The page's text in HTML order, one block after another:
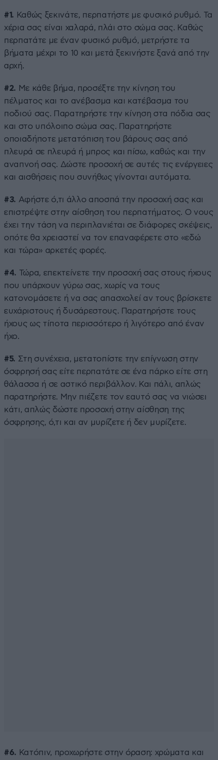
#1. Καθώς ξεκινάτε, περπατήστε με φυσικό ρυθμό. Τα
χέρια σας είναι χαλαρά, πλάι στο σώμα σας. Καθώς
περπατάτε με έναν φυσικό ρυθμό, μετρήστε τα
βήματα μέχρι το 10 και μετά ξεκινήστε ξανά από την
αρχή.
#2. Με κάθε βήμα, προσέξτε την κίνηση του
πέλματος και το ανέβασμα και κατέβασμα του
ποδιού σας. Παρατηρήστε την κίνηση στα πόδια σας
και στο υπόλοιπο σώμα σας. Παρατηρήστε
οποιαδήποτε μετατόπιση του βάρους σας από
πλευρά σε πλευρά ή μπρος και πίσω, καθώς και την
αναπνοή σας. Δώστε προσοχή σε αυτές τις ενέργειες
και αισθήσεις που συνήθως γίνονται αυτόματα.
#3. Αφήστε ό,τι άλλο αποσπά την προσοχή σας και
επιστρέψτε στην αίσθηση του περπατήματος. Ο νους
έχει την τάση να περιπλανιέται σε διάφορες σκέψεις,
οπότε θα χρειαστεί να τον επαναφέρετε στο «εδώ
και τώρα» αρκετές φορές.
#4. Τώρα, επεκτείνετε την προσοχή σας στους ήχους
που υπάρχουν γύρω σας, χωρίς να τους
κατονομάσετε ή να σας απασχολεί αν τους βρίσκετε
ευχάριστους ή δυσάρεστους. Παρατηρήστε τους
ήχους ως τίποτα περισσότερο ή λιγότερο από έναν
ήχο.
#5. Στη συνέχεια, μετατοπίστε την επίγνωση στην
όσφρησή σας είτε περπατάτε σε ένα πάρκο είτε στη
θάλασσα ή σε αστικό περιβάλλον. Και πάλι, απλώς
παρατηρήστε. Μην πιέζετε τον εαυτό σας να νιώσει
κάτι, απλώς δώστε προσοχή στην αίσθηση της
όσφρησης, ό,τι και αν μυρίζετε ή δεν μυρίζετε.
#6. Κατόπιν, προχωρήστε στην όραση: χρώματα και